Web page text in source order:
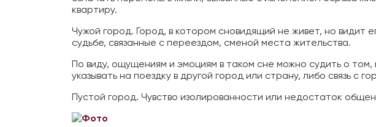
квартиру.
Чужой город. Город, в котором сновидящий не живет, но видит
судьбе, связанные с переездом, сменой места жительства.
По виду, ощущениям и эмоциям в таком сне можно судить о
указывать на поездку в другой город или страну, либо связь с
Пустой город. Чувство изолированности или недостаток